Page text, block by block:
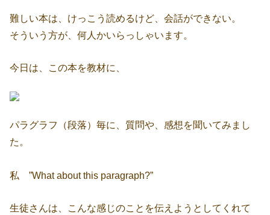
難しい本は、けっこう読めるけど、会話ができない。
そういう方が、何人かいらっしゃいます。
今日は、この本を教材に、
パラグラフ（段落）毎に、質問や、感想を聞いてみまし
た。
私 ”What about this paragraph?”
生徒さんは、こんな感じのことを伝えようとしてくれて